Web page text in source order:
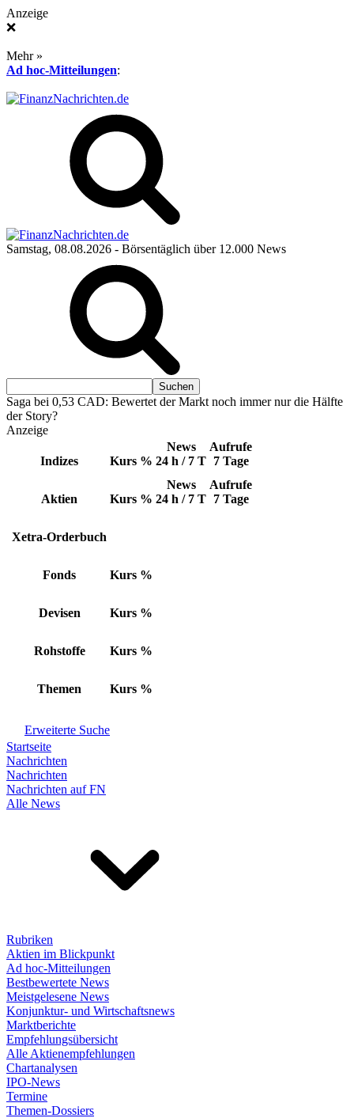
Anzeige
❌
Mehr »
Ad hoc-Mitteilungen:
Samstag, 08.08.2026 - Börsentäglich über 12.000 News
Saga bei 0,53 CAD: Bewertet der Markt noch immer nur die Hälfte
der Story?
Anzeige
Indizes Kurs %
News
24 h / 7 T
Aufrufe
7 Tage
Aktien Kurs %
News
24 h / 7 T
Aufrufe
7 Tage
Xetra-Orderbuch
Fonds Kurs %
Devisen Kurs %
Rohstoffe Kurs %
Themen Kurs %
Erweiterte Suche
Startseite
Nachrichten
Nachrichten
Nachrichten auf FN
Alle News
Rubriken
Aktien im Blickpunkt
Ad hoc-Mitteilungen
Bestbewertete News
Meistgelesene News
Konjunktur- und Wirtschaftsnews
Marktberichte
Empfehlungsübersicht
Alle Aktienempfehlungen
Chartanalysen
IPO-News
Termine
Themen-Dossiers